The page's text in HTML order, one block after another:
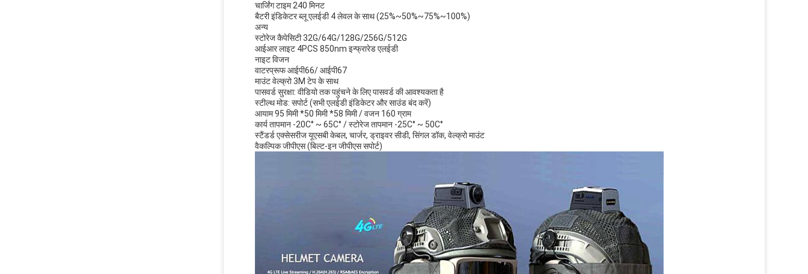
चार्जिंग टाइम 240 मिनट
बैटरी इंडिकेटर ब्लू एलईडी 4 लेवल के साथ (25%~50%~75%~100%)
अन्य
स्टोरेज कैपेसिटी 32G/64G/128G/256G/512G
आईआर लाइट 4PCS 850nm इन्फ्रारेड एलईडी
नाइट विजन
वाटरप्रूफ आईपी66/ आईपी67
माउंट वेल्क्रो 3M टेप के साथ
पासवर्ड सुरक्षा: वीडियो तक पहुंचने के लिए पासवर्ड की आवश्यकता है
स्टील्थ मोड: सपोर्ट (सभी एलईडी इंडिकेटर और साउंड बंद करें)
आयाम 95 मिमी *50 मिमी *58 मिमी / वजन 160 ग्राम
कार्य तापमान -20C° ~ 65C° / स्टोरेज तापमान -25C° ~ 50C°
स्टैंडर्ड एक्सेसरीज यूएसबी केबल, चार्जर, ड्राइवर सीडी, सिंगल डॉक, वेल्क्रो माउंट
वैकल्पिक जीपीएस (बिल्ट-इन जीपीएस सपोर्ट)